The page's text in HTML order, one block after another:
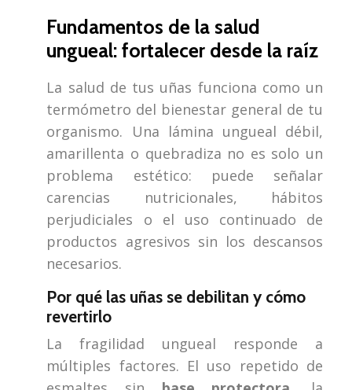
Fundamentos de la salud
ungueal: fortalecer desde la raíz
La salud de tus uñas funciona como un
termómetro del bienestar general de tu
organismo. Una lámina ungueal débil,
amarillenta o quebradiza no es solo un
problema estético: puede señalar
carencias nutricionales, hábitos
perjudiciales o el uso continuado de
productos agresivos sin los descansos
necesarios.
Por qué las uñas se debilitan y cómo
revertirlo
La fragilidad ungueal responde a
múltiples factores. El uso repetido de